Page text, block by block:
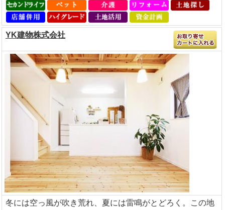
YK建物株式会社
冬には空っ風が吹き荒れ、夏には雷鳴がとどろく。この地